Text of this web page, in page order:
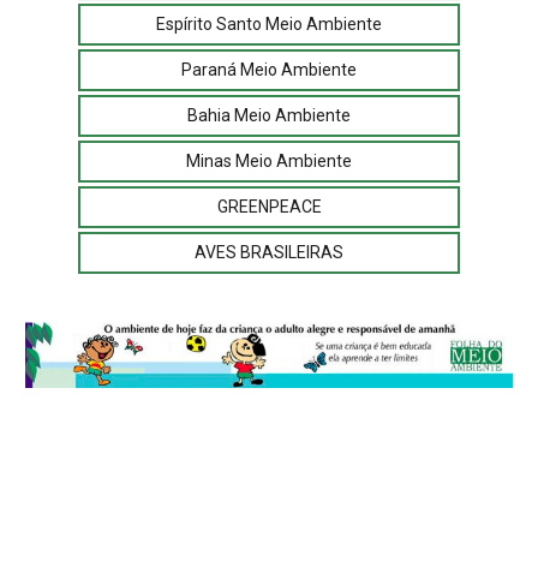
Espírito Santo Meio Ambiente
Paraná Meio Ambiente
Bahia Meio Ambiente
Minas Meio Ambiente
GREENPEACE
AVES BRASILEIRAS